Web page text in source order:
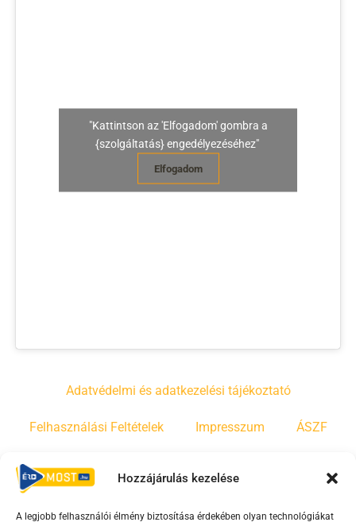
Hozzájárulás kezelése
A legjobb felhasználói élmény biztosítása érdekében olyan technológiákat
"Kattintson az 'Elfogadom' gombra a
{szolgáltatás} engedélyezéséhez"
Elfogadom
Adatvédelmi és adatkezelési tájékoztató
Felhasználási Feltételek Impresszum ÁSZF
Irányelvek